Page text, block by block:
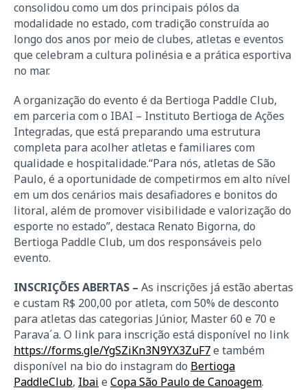
consolidou como um dos principais pólos da
modalidade no estado, com tradição construída ao
longo dos anos por meio de clubes, atletas e eventos
que celebram a cultura polinésia e a prática esportiva
no mar.
A organização do evento é da Bertioga Paddle Club,
em parceria com o IBAI – Instituto Bertioga de Ações
Integradas, que está preparando uma estrutura
completa para acolher atletas e familiares com
qualidade e hospitalidade.“Para nós, atletas de São
Paulo, é a oportunidade de competirmos em alto nível
em um dos cenários mais desafiadores e bonitos do
litoral, além de promover visibilidade e valorização do
esporte no estado”, destaca Renato Bigorna, do
Bertioga Paddle Club, um dos responsáveis pelo
evento.
INSCRIÇÕES ABERTAS – As inscrições já estão abertas
e custam R$ 200,00 por atleta, com 50% de desconto
para atletas das categorias Júnior, Master 60 e 70 e
Parava´a. O link para inscrição está disponível no link
https://forms.gle/YgSZiKn3N9YX3ZuF7e também
disponível na bio do instagram do Bertioga
PaddleClub, Ibai e Copa São Paulo de Canoagem.